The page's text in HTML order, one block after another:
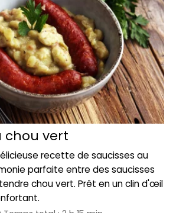
chou vert
recette de saucisses au
parfaite entre des saucisses
chou vert. Prêt en un clin d'œil